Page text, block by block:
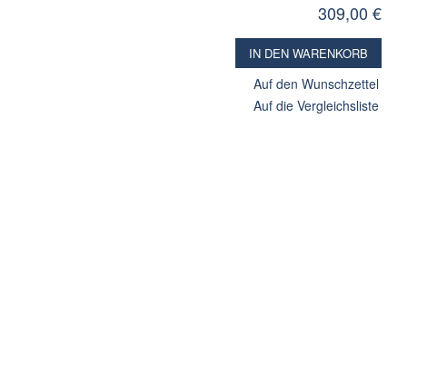
309,00 €
IN DEN WARENKORB
Auf den Wunschzettel
Auf die Vergleichsliste